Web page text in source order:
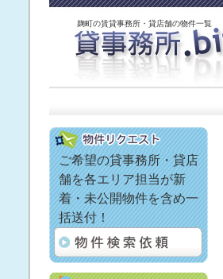
麹町の賃貸事務所・貸店舗の物件一覧
ご希望の貸事務所・貸店
舗を各エリア担当が新
着・未公開物件を含め一
括送付！